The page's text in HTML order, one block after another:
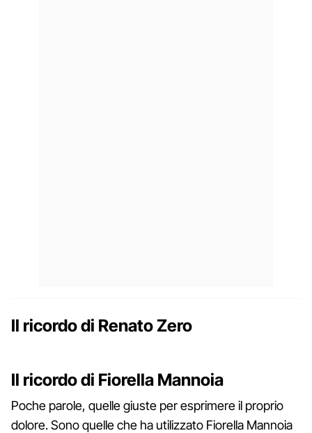
Il ricordo di Renato Zero
Il ricordo di Fiorella Mannoia
Poche parole, quelle giuste per esprimere il proprio
dolore. Sono quelle che ha utilizzato Fiorella Mannoia